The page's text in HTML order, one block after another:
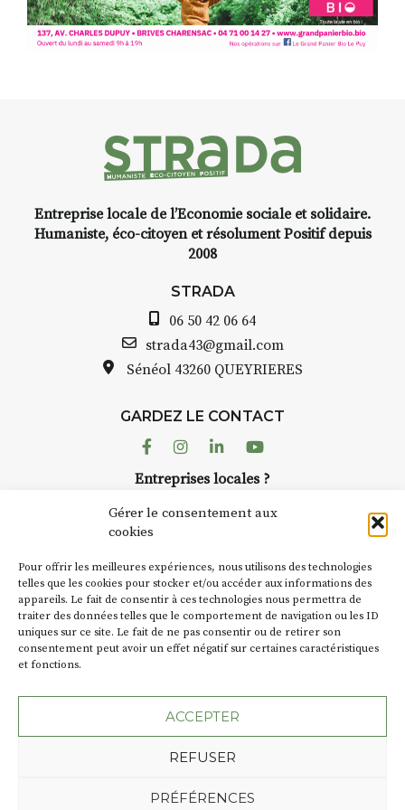
Gérer le consentement aux
cookies
Pour offrir les meilleures expériences, nous utilisons des technologies
telles que les cookies pour stocker et/ou accéder aux informations des
appareils. Le fait de consentir à ces technologies nous permettra de
traiter des données telles que le comportement de navigation ou les ID
uniques sur ce site. Le fait de ne pas consentir ou de retirer son
consentement peut avoir un effet négatif sur certaines caractéristiques
et fonctions.
ACCEPTER
REFUSER
PRÉFÉRENCES
Programmée en off du festival
d’Auzon, cette expo-
INTERVIEW
avez ouvert une galerie à
Auzon…
Bernard TURLE Le Fumoir n’est
pas une galerie permanente.
AuzonToujours organise
dans le village. Des artistes et
caves, les granges d’Auzon. Le
Fumoir est l’un de ces espaces
d’autres activités culturelles de
la Petite Cité de Caractère. Par
exemple, l’installationCochon
Charbons’inscrit comme en
« off » du festival d’Auzon 2026
SA D’où vient le nom :Fumoir?
BT C’est le terme employé dans
les actes de propriété du lieu.
c’était un saloir et
Entreprise locale de l’Economie sociale et solidaire.
Humaniste, éco-citoyen et résolument Positif depuis
2008
STRADA
06 50 42 06 64
strada43@gmail.com
Sénéol 43260 QUEYRIERES
GARDEZ LE CONTACT
FacebookInstagram
LinkedinYoutube
Entreprises locales ?
Suivez toute l'actu de Strada
Politique de confidentialité